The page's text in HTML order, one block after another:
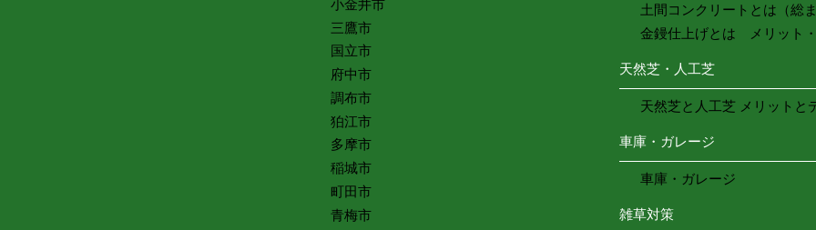
小金井市
三鷹市
国立市
府中市
調布市
狛江市
多摩市
稲城市
町田市
青梅市
土間コンクリートとは（総ま
金鏝仕上げとは メリット
天然芝・人工芝
天然芝と人工芝 メリットと
車庫・ガレージ
車庫・ガレージ
雑草対策